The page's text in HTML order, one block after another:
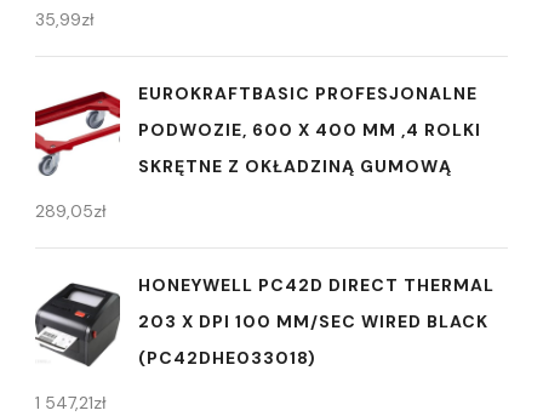
35,99zł
EUROKRAFTBASIC PROFESJONALNE
PODWOZIE, 600 X 400 MM ,4 ROLKI
SKRĘTNE Z OKŁADZINĄ GUMOWĄ
289,05zł
HONEYWELL PC42D DIRECT THERMAL
203 X DPI 100 MM/SEC WIRED BLACK
(PC42DHE033018)
1 547,21zł